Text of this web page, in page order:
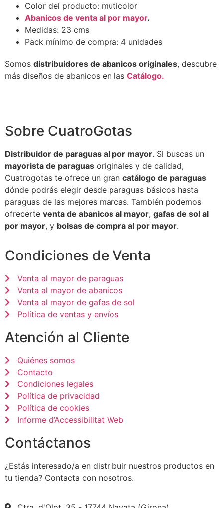
Color del producto: muticolor
Abanicos de venta al por mayor.
Medidas: 23 cms
Pack mínimo de compra: 4 unidades
Somos distribuidores de abanicos originales, descubre
más diseños de abanicos en las Catálogo.
Sobre CuatroGotas
Distribuidor de paraguas al por mayor. Si buscas un
mayorista de paraguas originales y de calidad,
Cuatrogotas te ofrece un gran catálogo de paraguas
dónde podrás elegir desde paraguas básicos hasta
paraguas de las mejores marcas. También podemos
ofrecerte venta de abanicos al mayor, gafas de sol al
por mayor, y bolsas de compra al por mayor.
Condiciones de Venta
Venta al mayor de paraguas
Venta al mayor de abanicos
Venta al mayor de gafas de sol
Política de ventas y envíos
Atención al Cliente
Quiénes somos
Contacto
Condiciones legales
Política de privacidad
Política de cookies
Informe d’Accessibilitat Web
Contáctanos
¿Estás interesado/a en distribuir nuestros productos en
tu tienda? Contacta con nosotros.